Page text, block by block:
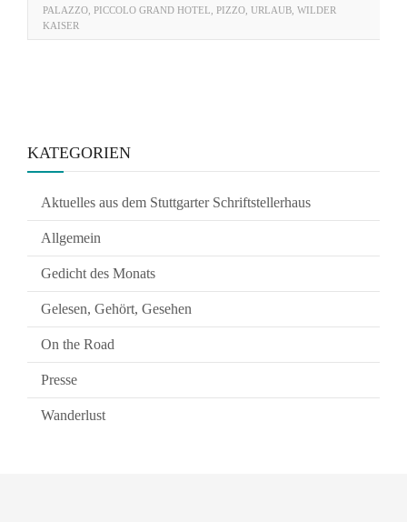
PALAZZO PICCOLO GRAND HOTEL PIZZO URLAUB WILDER
KAISER
KATEGORIEN
Aktuelles aus dem Stuttgarter Schriftstellerhaus
Allgemein
Gedicht des Monats
Gelesen, Gehört, Gesehen
On the Road
Presse
Wanderlust